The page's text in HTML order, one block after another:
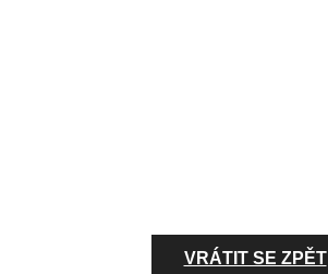
VRÁTIT SE ZPĚT